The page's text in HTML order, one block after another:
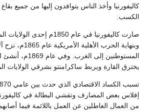
الناس يتوافدون إليها من جميع بقاع العالم بحثـًا عن
صارت كاليفورنيا في عام 1850م إحدى الولايات المتحدة الأمريكية،
وبنهاية الحرب الأهلية الأمريكية عام 1865م، نزح آلاف من
المستوطنين إلى الغرب. وفي عام 1869م، أنشئ الخط الحديدي الذي
ساكرامنتو بشرقي الولايات المتحدة.
تسبب الكساد الاقتصادي الذي حدث بين عامي 1870 – 1889م في
وتفشي البطالة في كاليفورنيا. وقد أنحى كثير
عن العمل باللائمة فيما أصابهم على العمال